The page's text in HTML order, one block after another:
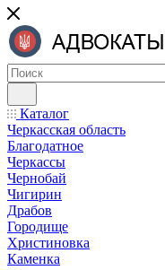
Каталог
Черкасская область
Благодатное
Черкассы
Чернобай
Чигирин
Драбов
Городище
Христиновка
Каменка